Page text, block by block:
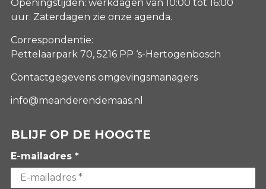
Openingstijden: werkdagen van 10:00 tot 16:00
uur. Zaterdagen zie onze agenda.
Correspondentie:
Pettelaarpark 70, 5216 PP ‘s-Hertogenbosch
Contactgegevens omgevingsmanagers
info@meanderendemaas.nl
BLIJF OP DE HOOGTE
E-mailadres *